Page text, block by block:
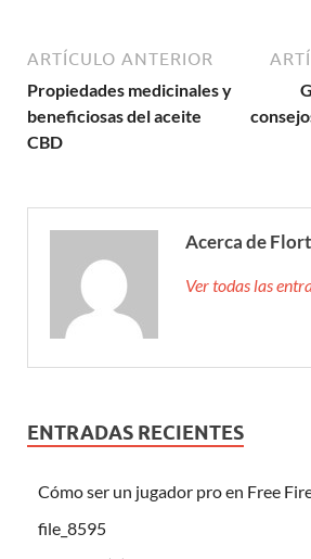
ARTÍCULO ANTERIOR
Propiedades medicinales y
beneficiosas del aceite
CBD
Acerca de
Ver todas las
ENTRADAS RECIENTES
Cómo ser un jugador pro en Free
file_8595